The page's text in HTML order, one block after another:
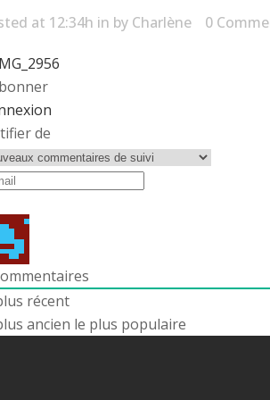
at 12:34h in by Charlène 0
de
récent
ancien le plus populaire